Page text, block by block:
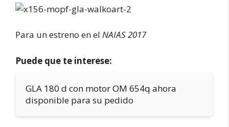
Para un estreno en el NAIAS 2017
Puede que te interese:
GLA 180 d con motor OM 654q ahora
disponible para su pedido